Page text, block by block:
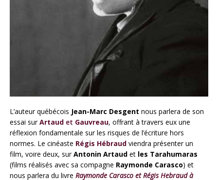
L’auteur québécois Jean-Marc Desgent nous parlera de son
essai surArtaud et Gauvreau, offrant à travers eux une
réflexion fondamentale sur les risques de l’écriture hors
normes. Le cinéaste Régis Hébraud viendra présenter un
film, voire deux, surAntonin Artaud et les Tarahumaras
(films réalisés avec sa compagne Raymonde Carasco) et
nous parlera du livre Raymonde Carasco et Régis Hebraud à